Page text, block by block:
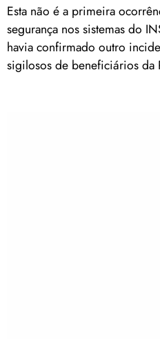
Esta não é a primeira
segurança nos sistemas do
havia confirmado outro
sigilosos de beneficiários da